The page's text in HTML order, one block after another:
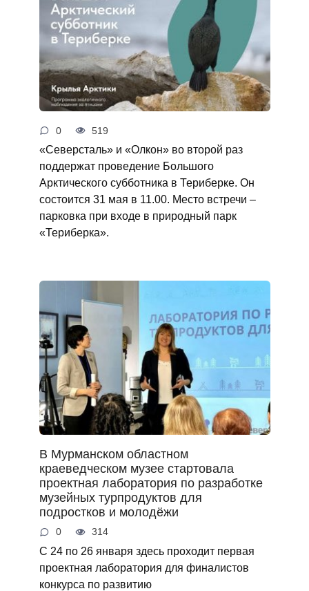
0 519
«Северсталь» и «Олкон» во второй раз
поддержат проведение Большого
Арктического субботника в Териберке. Он
состоится 31 мая в 11.00. Место встречи –
парковка при входе в природный парк
«Териберка».
В Мурманском областном
краеведческом музее стартовала
проектная лаборатория по разработке
музейных турпродуктов для
подростков и молодёжи
0 314
С 24 по 26 января здесь проходит первая
проектная лаборатория для финалистов
конкурса по развитию